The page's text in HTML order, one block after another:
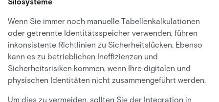
Wenn Sie immer noch manuelle Tabellenkalkulationen
oder getrennte Identitätsspeicher verwenden, führen
inkonsistente Richtlinien zu Sicherheitslücken. Ebenso
kann es zu betrieblichen Ineffizienzen und
Sicherheitsrisiken kommen, wenn Ihre digitalen und
physischen Identitäten nicht zusammengeführt werden.
Um dies zu vermeiden, sollten Sie der Integration in